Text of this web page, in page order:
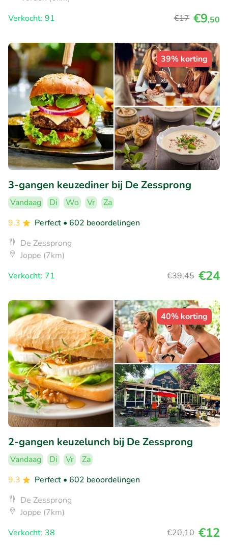
Verkocht: 91
€17 €9,50
39% korting
3-gangen keuzediner bij De Zessprong
Vandaag Di Wo Vr
Za
9.3
Perfect • 602 beoordelingen
De Zessprong
Joppe (7km)
Verkocht: 71
€39,45 €24
40% korting
2-gangen keuzelunch bij De Zessprong
Vandaag Di Vr
Za
9.3
Perfect • 602 beoordelingen
De Zessprong
Joppe (7km)
Verkocht: 38
€20,10 €12